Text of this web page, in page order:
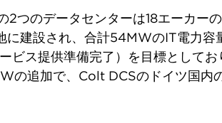
つのデータセンターは18エーカー
建設され、合計54MWのIT電力容
ス提供準備完了）を目標としてお
の追加で、Colt DCSのドイツ国内